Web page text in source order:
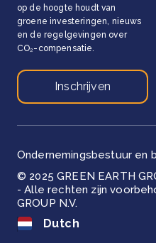
op de hoogte houdt van
groene investeringen, nieuws
en de regelgevingen over
CO₂-compensatie.
Inschrijven
© 2025 GREEN EARTH
- Alle rechten zijn
GROUP N.V.
Ondernemingsbestuur en
Dutch